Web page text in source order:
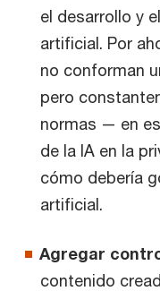
el desarrollo y
artificial. Por
no conforman
pero
normas — en
de la IA en la
cómo debería
artificial.
Agregar
contenido